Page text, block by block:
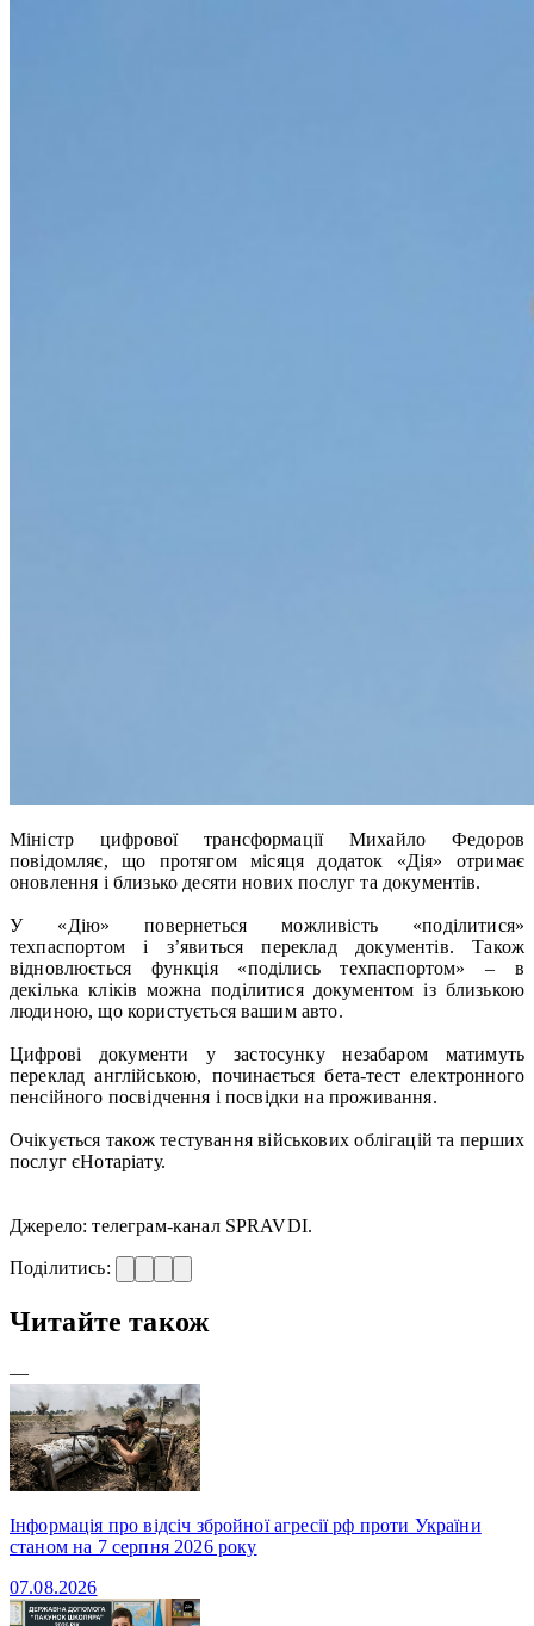
Міністр цифрової трансформації Михайло Федоров
повідомляє, що протягом місяця додаток «Дія» отримає
оновлення і близько десяти нових послуг та документів.
У «Дію» повернеться можливість «поділитися»
техпаспортом і зʼявиться переклад документів. Також
відновлюється функція «поділись техпаспортом» – в
декілька кліків можна поділитися документом із близькою
людиною, що користується вашим авто.
Цифрові документи у застосунку незабаром матимуть
переклад англійською, починається бета-тест електронного
пенсійного посвідчення і посвідки на проживання.
Очікується також тестування військових облігацій та перших
послуг єНотаріату.
Джерело: телеграм-канал SPRAVDI.
Поділитись:
Читайте також
—
Інформація про відсіч збройної агресії рф проти України
станом на 7 серпня 2026 року
07.08.2026